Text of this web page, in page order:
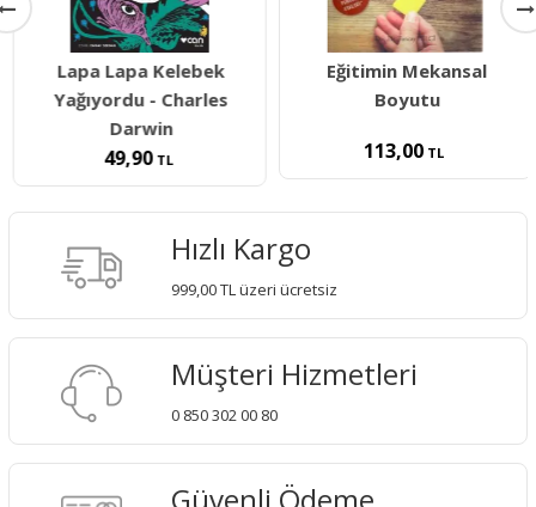
Lapa Lapa Kelebek
Yağıyordu - Charles
Darwin
49,90TL
Eğitimin Mekansal
Boyutu
113,00TL
Hızlı Kargo
999,00 TL üzeri ücretsiz
Müşteri Hizmetleri
0 850 302 00 80
Güvenli Ödeme